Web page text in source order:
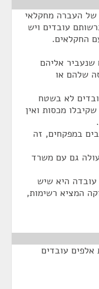
של העברה מחקלאי
עובדים ויש
החקלאים.
שנעביר אליהם
שלהם או
לא בשטח
מכסות ואין
במפקחים, זה
גם עם משרד
היא שיש
המציא רשימות,
עובדים